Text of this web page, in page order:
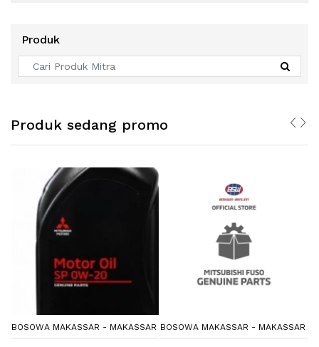
Produk
Produk sedang promo
BOSOWA MAKASSAR - MAKASSAR BOSOWA MAKASSAR - MAKASSAR